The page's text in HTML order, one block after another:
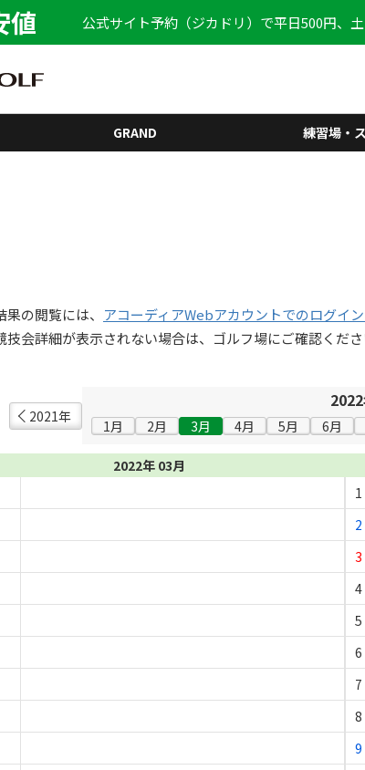
値 公式サイト予約（ジカドリ）で平日500円、
GRAND 練習場・
の閲覧には、 アコーディアWebアカウントでのログイン
技会詳細が表示されない場合は、ゴルフ場にご確認くださ
2021年
1月 2月 3月 4月 5月 6月
2022年 03月
1
2
3
4
5
6
7
8
9